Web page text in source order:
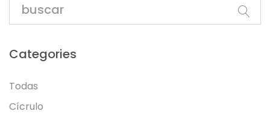
Categories
Todas
Cícrulo